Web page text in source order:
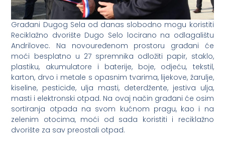
Građani Dugog Sela od danas slobodno mogu koristiti
Reciklažno dvorište Dugo Selo locirano na odlagalištu
Andrilovec. Na novouređenom prostoru građani će
moći besplatno u 27 spremnika odložiti papir, staklo,
plastiku, akumulatore i baterije, boje, odjeću, tekstil,
karton, drvo i metale s opasnim tvarima, lijekove, žarulje,
kiseline, pesticide, ulja masti, deterdžente, jestiva ulja,
masti i elektronski otpad. Na ovaj način građani će osim
sortiranja otpada na svom kućnom pragu, kao i na
zelenim otocima, moći od sada koristiti i reciklažno
dvorište za sav preostali otpad.